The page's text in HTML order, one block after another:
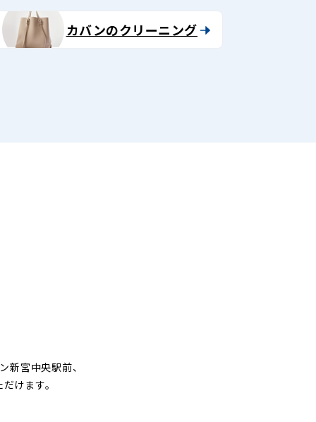
カバンのクリーニング
新宮中央駅前、
けます。